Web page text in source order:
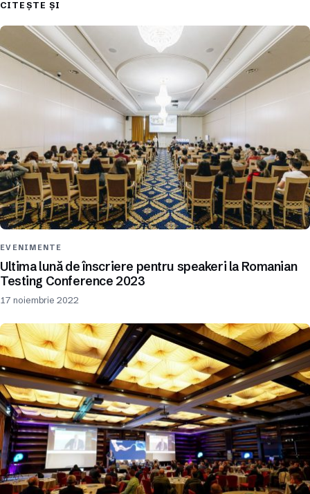
CITEȘTE ȘI
EVENIMENTE
Ultima lună de înscriere pentru speakeri la Romanian
Testing Conference 2023
17 noiembrie 2022